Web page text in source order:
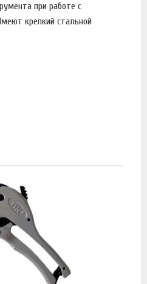
при работе с
крепкий стальной